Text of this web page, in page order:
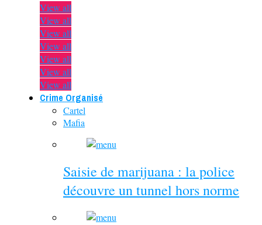
View all
View all
View all
View all
View all
View all
View all
Crime Organisé
Cartel
Mafia
Saisie de marijuana : la police
découvre un tunnel hors norme